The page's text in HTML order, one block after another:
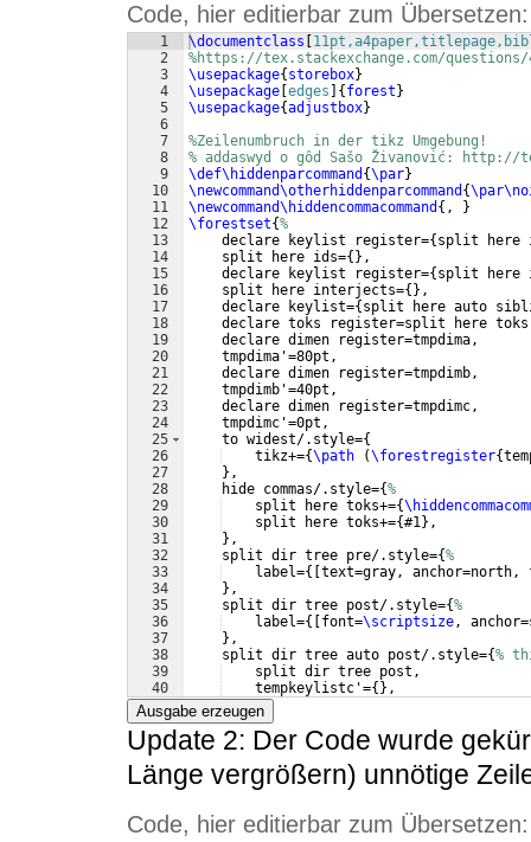
Code, hier editierbar zum Übersetzen:
1
2
3
4
5
6
7
8
9
10
11
12
13
14
15
16
17
18
19
20
21
22
23
24
25
26
27
28
29
30
31
32
33
34
35
36
37
38
39
40
41
\documentclass
%https://tex.stackexchange.com/
\usepackage{ storebox}
\usepackage edges { forest }
\usepackage{adjustbox}
%Zeilenumbruch in der tikz Umgebung!
% addaswyd o gôd Sašo Živanović: http://
\def\hiddenparcommand {\par}
\newcommand\otherhiddenparcommand {
\newcommand\hiddencommacommand { ,
}
\forestset{%
    declare keylist register=
{ split here
    split here ids=
{ } ,
    declare keylist register=
{ split here
    split here interjects=
{ } ,
    declare keylist=
{ split here auto
declare toks register=split here
    declare dimen register=tmpdima,
    tmpdima'=80pt,
    declare dimen register=tmpdimb,
    tmpdimb'=40pt,
    declare dimen register=tmpdimc,
    tmpdimc'=0pt,
    to widest/.style=
{
    tikz+=
{\path (\forestregister{
} ,
    hide commas/.style=
{%
    split here toks+=
{
    split here toks+=
{#1} ,
} ,
    split dir tree pre/.style=
{%
    label=
{[ text=gray, anchor=north,
} ,
    split dir tree post/.style=
{%
    label=
{[ font=\scriptsize,
} ,
    split dir tree auto post/.style=
{%
    split dir tree post,
    tempkeylistc'=
{ } ,
    tmpdimb/.option=y,
Ausgabe erzeugen
Update 2: Der Code wurde
Länge vergrößern) unnötige
Code, hier editierbar zum Übersetzen: